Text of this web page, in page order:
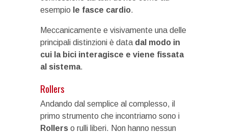
esempio le fasce cardio.
Meccanicamente e visivamente una delle
principali distinzioni è data dal modo in
cui la bici interagisce e viene fissata
al sistema.
Rollers
Andando dal semplice al complesso, il
primo strumento che incontriamo sono i
Rollers o rulli liberi. Non hanno nessun